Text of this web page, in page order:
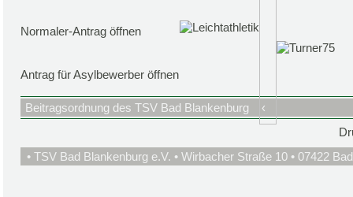
Normaler-Antrag öffnen
Antrag für Asylbewerber öffnen
Beitragsordnung des TSV Bad Blankenburg
‹
• TSV Bad Blankenburg e.V. • Wirbacher Straße 10 • 07422